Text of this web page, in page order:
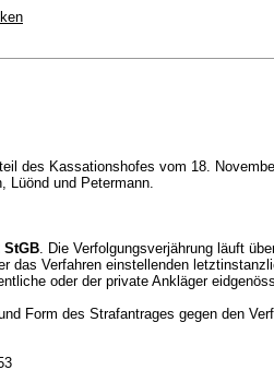
des Kassationshofes vom 18.
Lüönd und Petermann.
StGB. Die Verfolgungsverjährung läuft
das Verfahren einstellenden
oder der private Ankläger
Form des Strafantrages gegen den